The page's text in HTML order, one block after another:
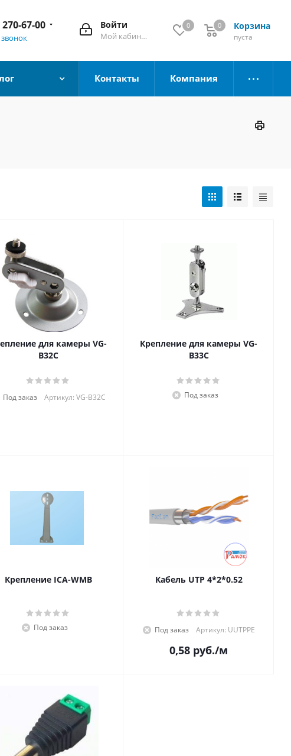
0 Корзина
пуста
0
Войти
Мой кабинет
67-00
Контакты Компания
для камеры VG-
B32C
Под заказ Артикул: VG-B32C
Крепление для камеры VG-
B33C
Под заказ
Крепление ICA-WMB
Под заказ
Кабель UTP 4*2*0.52
Под заказ Артикул: UUTPPE
0,58 руб./м